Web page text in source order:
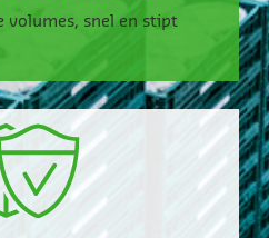
volumes, snel en stipt